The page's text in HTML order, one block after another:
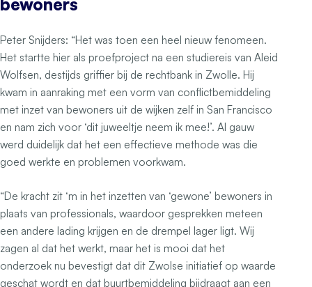
bewoners
Peter Snijders: “Het was toen een heel nieuw fenomeen.
Het startte hier als proefproject na een studiereis van Aleid
Wolfsen, destijds griffier bij de rechtbank in Zwolle. Hij
kwam in aanraking met een vorm van conflictbemiddeling
met inzet van bewoners uit de wijken zelf in San Francisco
en nam zich voor ‘dit juweeltje neem ik mee!’. Al gauw
werd duidelijk dat het een effectieve methode was die
goed werkte en problemen voorkwam.
“De kracht zit ‘m in het inzetten van ‘gewone’ bewoners in
plaats van professionals, waardoor gesprekken meteen
een andere lading krijgen en de drempel lager ligt. Wij
zagen al dat het werkt, maar het is mooi dat het
onderzoek nu bevestigt dat dit Zwolse initiatief op waarde
geschat wordt en dat buurtbemiddeling bijdraagt aan een